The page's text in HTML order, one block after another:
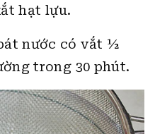
hạt lựu.
nước có vắt ½
trong 30 phút.